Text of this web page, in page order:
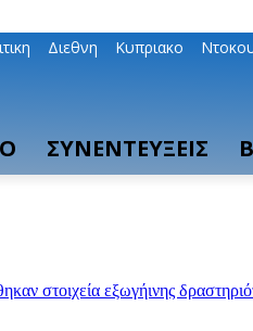
Διεθνη Κυπριακο
ΣΥΝΕΝΤΕΥΞΕΙΣ